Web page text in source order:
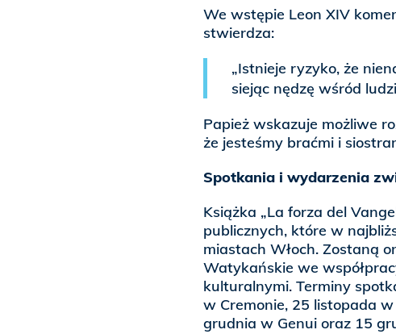
We wstępie Leon XIV
stwierdza:
„Istnieje ryzyko, że
siejąc nędzę wśród
Papież wskazuje możliwe
że jesteśmy braćmi i
Spotkania i wydarzenia
Książka „La forza del
publicznych, które w
miastach Włoch. Zostaną
Watykańskie we
kulturalnymi. Terminy
w Cremonie, 25 listopada
grudnia w Genui oraz 15